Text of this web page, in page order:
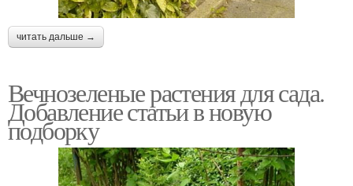
читать дальше →
Вечнозеленые растения для сада.
Добавление статьи в новую
подборку